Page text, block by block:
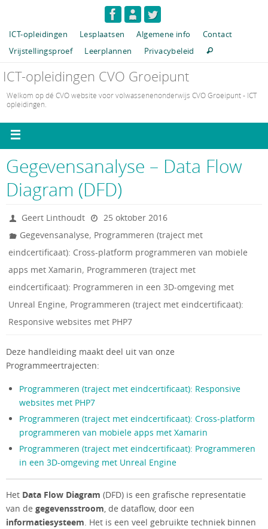
ICT-opleidingen Lesplaatsen Algemene info
Contact
Vrijstellingsproef
Leerplannen Privacybeleid
ICT-opleidingen CVO Groeipunt
Welkom op dé CVO website voor volwassenenonderwijs CVO Groeipunt - ICT
opleidingen.
Gegevensanalyse – Data Flow
Diagram (DFD)
Geert Linthoudt
25 oktober 2016
Gegevensanalyse, Programmeren (traject met
eindcertificaat): Cross-platform programmeren van mobiele
apps met Xamarin, Programmeren (traject met
eindcertificaat): Programmeren in een 3D-omgeving met
Unreal Engine, Programmeren (traject met eindcertificaat):
Responsive websites met PHP7
Deze handleiding maakt deel uit van onze
Programmeertrajecten:
Programmeren (traject met eindcertificaat): Responsive
websites met PHP7
Programmeren (traject met eindcertificaat): Cross-platform
programmeren van mobiele apps met Xamarin
Programmeren (traject met eindcertificaat): Programmeren
in een 3D-omgeving met Unreal Engine
Het Data Flow Diagram (DFD) is een grafische representatie
van de gegevensstroom, de dataflow, door een
informatiesysteem. Het is een veel gebruikte techniek binnen